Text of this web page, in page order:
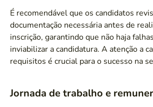
É recomendável que os candidatos
documentação necessária antes de
inscrição, garantindo que não haja
inviabilizar a candidatura. A atenção a
requisitos é crucial para o sucesso na
Jornada de trabalho e